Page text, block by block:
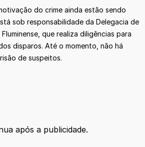
do crime ainda estão sendo
sob responsabilidade da Delegacia de
que realiza diligências para
disparos. Até o momento, não há
de suspeitos.
após a publicidade.